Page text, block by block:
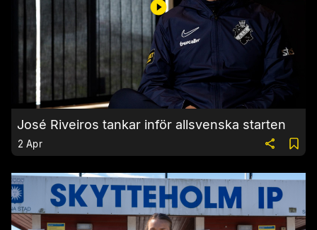
José Riveiros tankar inför allsvenska starten
2 Apr